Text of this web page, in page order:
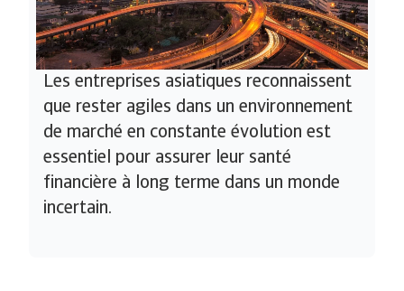
Les entreprises asiatiques reconnaissent
que rester agiles dans un environnement
de marché en constante évolution est
essentiel pour assurer leur santé
financière à long terme dans un monde
incertain.